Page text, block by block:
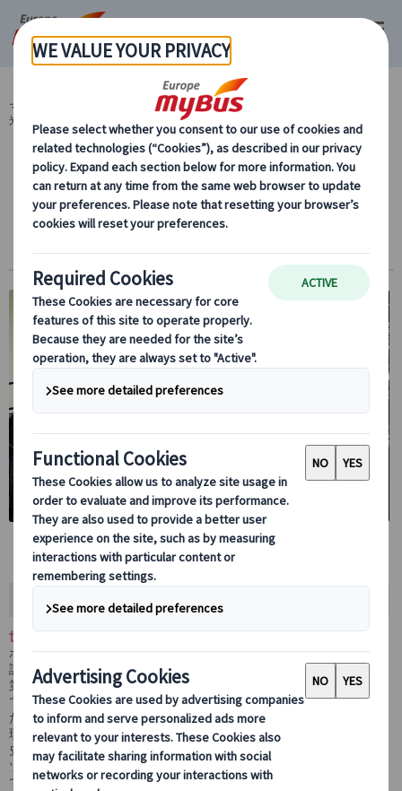
マイバス・ヨーロッパ ポーランド (17) クラクフ (10)
光 (5)
アウシュヴィッツ･ビルケナウ博物館 プライ
ベート1日観光（日本語公認ガイド付き、専
おすすめポイント
世界遺産アウシュヴィッツ・ビルケナウ博物館を訪れる歴史ツアー
ポーランドの世界遺産「アウシュヴィッツ・ビルケナウ博物館」を
訪れる歴史観光ツアーです。
第二次世界大戦中、ナチス・ドイツによって設置された強制収容所
で、ヨーロッパ各地から150万人以上の人々が移送され命を落とし
た場所として知られています。
現在はホロコーストの記憶を後世に伝える博物館として、人類の歴
史を学ぶ重要な場所となっています。
ツアーでは日本語公認ガイドが同行し、専用車または公共交通機関
で移動しながら、歴史的背景などについて詳しくご案内します。